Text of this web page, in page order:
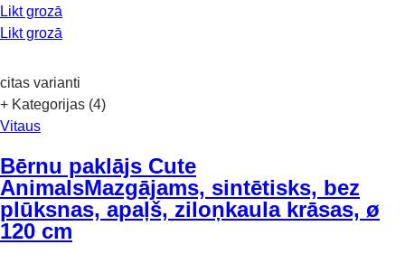
Likt grozā
Likt grozā
citas varianti
+ Kategorijas (4)
Vitaus
Bērnu paklājs Cute
AnimalsMazgājams, sintētisks, bez
plūksnas, apaļš, ziloņkaula krāsas, ø
120 cm